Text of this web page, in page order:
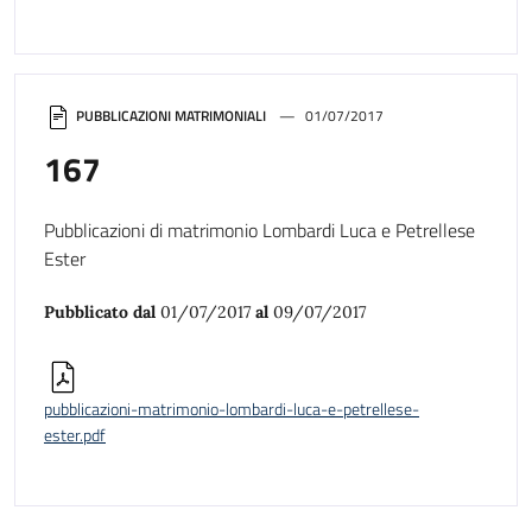
PUBBLICAZIONI MATRIMONIALI 01/07/2017
167
Pubblicazioni di matrimonio Lombardi Luca e Petrellese
Ester
Pubblicato dal 01/07/2017al 09/07/2017
pubblicazioni-matrimonio-lombardi-luca-e-petrellese-
ester.pdf